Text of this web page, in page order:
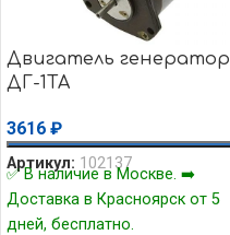
Двигатель генератор
ДГ-1ТА
3616 ₽
Артикул: 102137
✅ В наличие в Москве. ➡️
Доставка в Красноярск от 5
дней, бесплатно.